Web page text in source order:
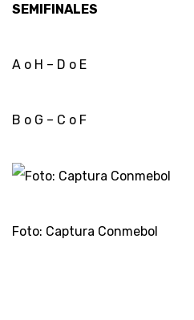
SEMIFINALES
A o H – D o E
B o G – C o F
Foto: Captura Conmebol